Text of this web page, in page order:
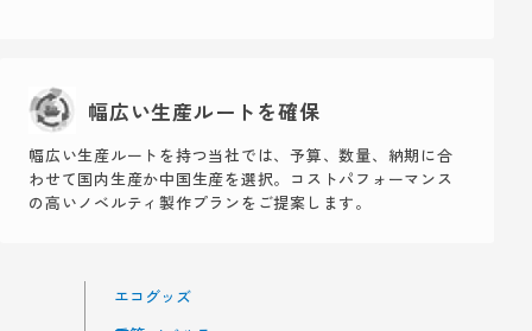
幅広い生産ルートを確保
幅広い生産ルートを持つ当社では、予算、数量、納期に合
わせて国内生産か中国生産を選択。コストパフォーマンス
の高いノベルティ製作プランをご提案します。
エコグッズ